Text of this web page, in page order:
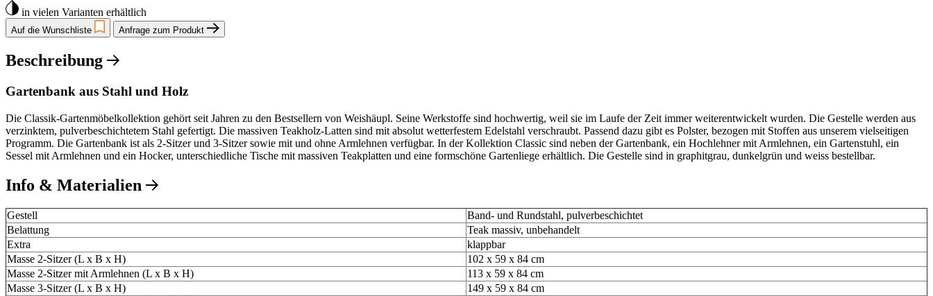
in vielen Varianten erhältlich
Auf die Wunschliste Anfrage zum Produkt
Beschreibung
Gartenbank aus Stahl und Holz
Die Classik-Gartenmöbelkollektion gehört seit Jahren zu den Bestsellern von Weishäupl. Seine Werkstoffe sind hochwertig, weil sie im Laufe der Zeit immer weiterentwickelt wurden. Die Gestelle werden aus
verzinktem, pulverbeschichtetem Stahl gefertigt. Die massiven Teakholz-Latten sind mit absolut wetterfestem Edelstahl verschraubt. Passend dazu gibt es Polster, bezogen mit Stoffen aus unserem vielseitigen
Programm. Die Gartenbank ist als 2-Sitzer und 3-Sitzer sowie mit und ohne Armlehnen verfügbar. In der Kollektion Classic sind neben der Gartenbank, ein Hochlehner mit Armlehnen, ein Gartenstuhl, ein
Sessel mit Armlehnen und ein Hocker, unterschiedliche Tische mit massiven Teakplatten und eine formschöne Gartenliege erhältlich. Die Gestelle sind in graphitgrau, dunkelgrün und weiss bestellbar.
Info & Materialien
Gestell
Band- und Rundstahl, pulverbeschichtet
Belattung
Teak massiv, unbehandelt
Extra
klappbar
Masse 2-Sitzer (L x B x H)
102 x 59 x 84 cm
Masse 2-Sitzer mit Armlehnen (L x B x H)
113 x 59 x 84 cm
Masse 3-Sitzer (L x B x H)
149 x 59 x 84 cm